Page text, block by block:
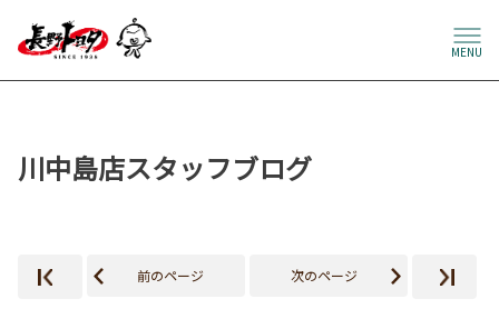
MENU
川中島店スタッフブログ
前のページ 次のページ